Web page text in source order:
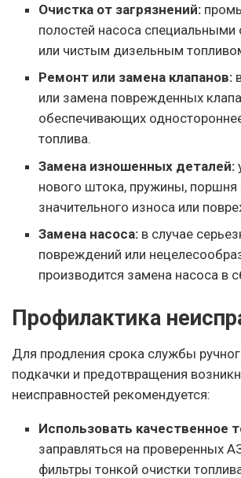
Очистка от загрязнений:
полостей насоса специальными
или чистым дизельным
Ремонт или замена клапанов:
или замена поврежденных
обеспечивающих
топлива.
Замена изношенных деталей:
нового штока, пружины, поршня
значительного износа или
Замена насоса: в случае
повреждений или
производится замена насоса в
Профилактика
Для продления срока службы
подкачки и предотвращения
неисправностей рекомендуется:
Использовать качественное
заправляться на проверенных
фильтры тонкой очистки